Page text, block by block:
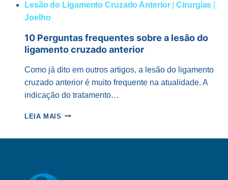
Lesão do Ligamento Cruzado Anterior|Cirurgias
Joelho
10 Perguntas frequentes sobre a lesão do
ligamento cruzado anterior
Como já dito em outros artigos, a lesão do ligamento
cruzado anterior é muito frequente na atualidade. A
indicação do tratamento…
LEIA MAIS 10